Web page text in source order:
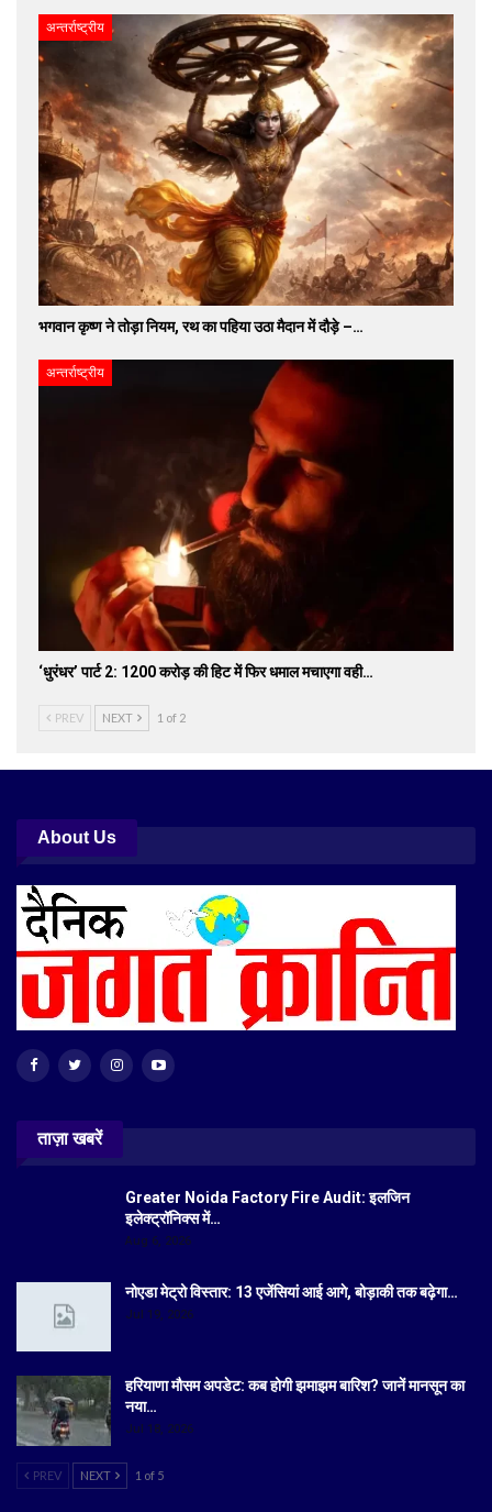
अन्तर्राष्ट्रीय
भगवान कृष्ण ने तोड़ा नियम, रथ का पहिया उठा मैदान में दौड़े –…
अन्तर्राष्ट्रीय
‘धुरंधर’ पार्ट 2: 1200 करोड़ की हिट में फिर धमाल मचाएगा वही…
PREV NEXT 1 of 2
About Us
ताज़ा खबरें
Greater Noida Factory Fire Audit: इलजिन
इलेक्ट्रॉनिक्स में…
Aug 6, 2026
नोएडा मेट्रो विस्तार: 13 एजेंसियां आई आगे, बोड़ाकी तक बढ़ेगा…
Jul 19, 2026
हरियाणा मौसम अपडेट: कब होगी झमाझम बारिश? जानें मानसून का
नया…
Jul 18, 2026
PREV NEXT 1 of 5